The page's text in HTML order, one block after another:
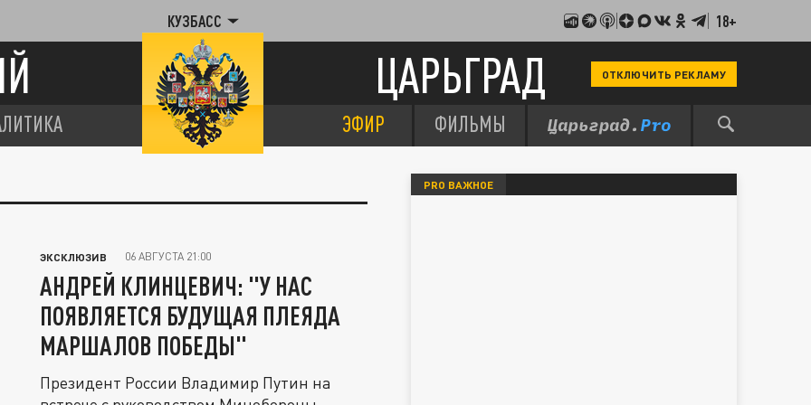
КУЗБАСС 18+
ЦАРЬГРАД ОТКЛЮЧИТЬ РЕКЛАМУ
ЭФИР ФИЛЬМЫ
ЭКСКЛЮЗИВ 06 АВГУСТА 21:00
АНДРЕЙ КЛИНЦЕВИЧ: "У НАС
ПОЯВЛЯЕТСЯ БУДУЩАЯ ПЛЕЯДА
МАРШАЛОВ ПОБЕДЫ"
Президент России Владимир Путин на
PRO ВАЖНОЕ